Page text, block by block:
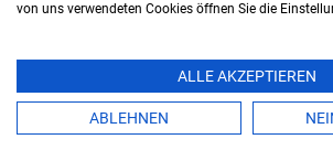
f
c
i
s
von uns verwendeten Cookies öffnen Sie die
ALLE AKZEPTIEREN
ABLEHNEN